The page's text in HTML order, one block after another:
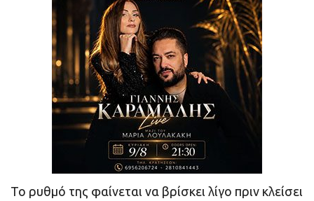
Το ρυθμό της φαίνεται να βρίσκει λίγο πριν κλείσει